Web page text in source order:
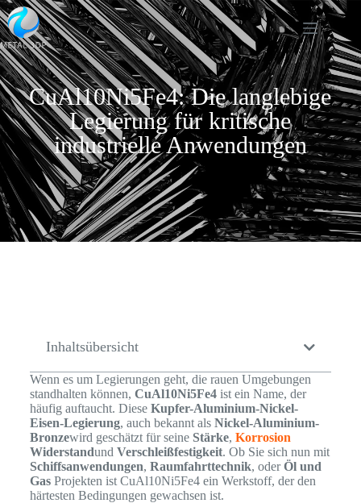
CuAl10Ni5Fe4: Die langlebige
Legierung für kritische
industrielle Anwendungen
Inhaltsübersicht
Wenn es um Legierungen geht, die rauen Umgebungen
standhalten können, CuAl10Ni5Fe4ist ein Name, der
häufig auftaucht. Diese Kupfer-Aluminium-Nickel-
Eisen-Legierung, auch bekannt als Nickel-Aluminium-
Bronzewird geschätzt für seine Stärke, Korrosion
Widerstandund Verschleißfestigkeit. Ob Sie sich nun mit
Schiffsanwendungen, Raumfahrttechnik, oderÖl und
GasProjekten ist CuAl10Ni5Fe4 ein Werkstoff, der den
härtesten Bedingungen gewachsen ist.